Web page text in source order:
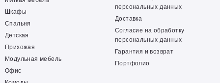
Шкафы
Спальня
Детская
Прихожая
Модульная мебель
Офис
персональных данных
Доставка
Согласие на обработку
персональных данных
Гарантия и возврат
Портфолио